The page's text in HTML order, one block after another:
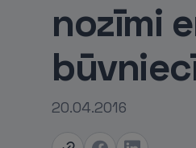
nozīmi
20.04.2016